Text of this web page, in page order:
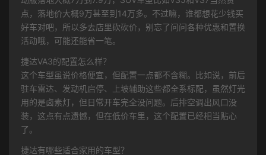
点，落地价大概9万甚至到14万多。不过嘛，谁都想花少钱买
好车对吧，所以多去店里砍砍价，别忘了问问各种优惠和置换
活动哦，可能还能省一笔。
捷达VA3的配置怎么样？
这个车型虽说价格便宜，但配置一点都不含糊。比如说，前后
驻车雷达、发动机启停、上坡辅助这些都全系标配，虽然灯光
用的是卤素灯，但日常开车完全没问题。后排空调出风口没
装，这点有点遗憾，但在低价车里，这个配置已经相当贴心
了。
捷达有哪些适合家用的车型？